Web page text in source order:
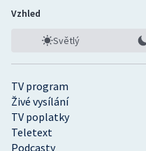
TV program
Živé vysílání
TV poplatky
Teletext
Podcasty
Vzhled
Světlý